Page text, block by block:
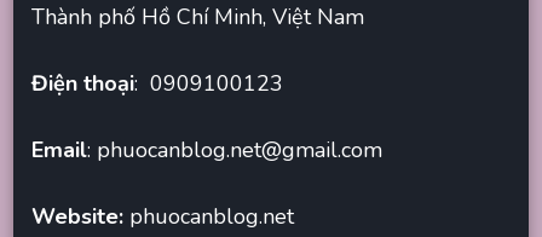
Thành phố Hồ Chí Minh, Việt Nam
Điện thoại: 0909100123
Email: phuocanblog.net@gmail.com
Website: phuocanblog.net